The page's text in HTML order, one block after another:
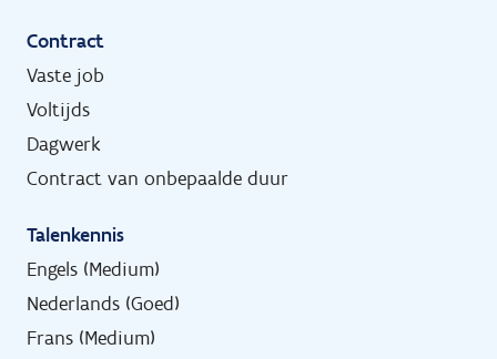
Contract
Vaste job
Voltijds
Dagwerk
Contract van onbepaalde duur
Talenkennis
Engels (Medium)
Nederlands (Goed)
Frans (Medium)